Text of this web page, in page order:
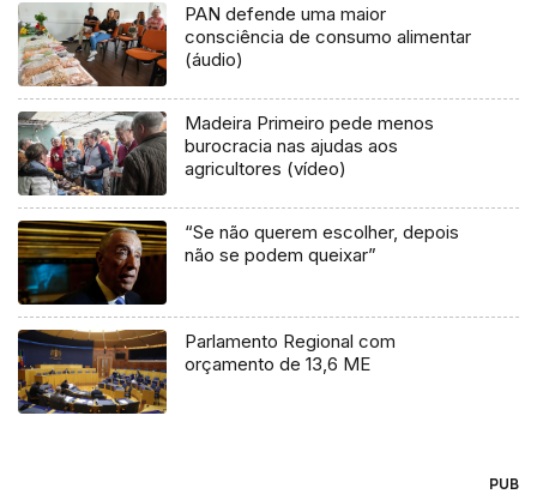
PAN defende uma maior
consciência de consumo alimentar
(áudio)
Madeira Primeiro pede menos
burocracia nas ajudas aos
agricultores (vídeo)
“Se não querem escolher, depois
não se podem queixar”
Parlamento Regional com
orçamento de 13,6 ME
PUB